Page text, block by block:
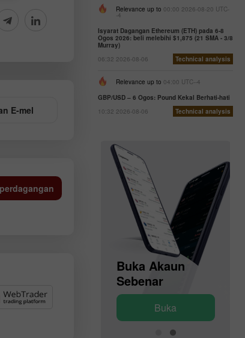
E-mel
Relevance up to 00:00 2026-08-20 UTC-
-4
Isyarat Dagangan Ethereum (ETH) pada 6-8
Ogos 2026: beli melebihi $1,875 (21 SMA - 3/8
Murray)
06:32 2026-08-06
Technical analysis
Relevance up to 04:00 UTC--4
GBP/USD – 6 Ogos: Pound Kekal Berhati-hati
10:32 2026-08-06
Technical analysis
Buka
Buka Akaun
Sebenar
Buka